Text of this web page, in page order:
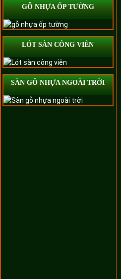
GỖ NHỰA ỐP TƯỜNG
LÓT SÀN CÔNG VIÊN
SÀN GỖ NHỰA NGOÀI TRỜI